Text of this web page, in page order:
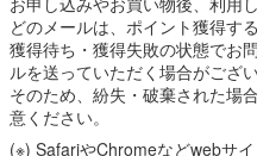
どのメールは、ポイント獲得す
獲得待ち・獲得失敗の状態でお
ルを送っていただく場合がござい
そのため、紛失・破棄された場
意ください。
(※) SafariやChromeなどwebサ